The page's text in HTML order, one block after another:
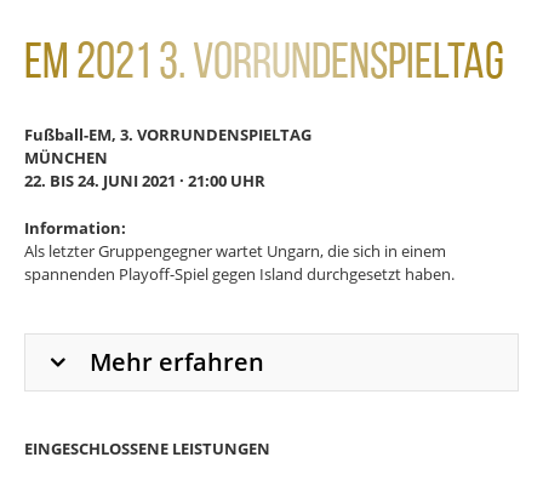
EM 2021 3. Vorrundenspieltag
Fußball-EM, 3. VORRUNDENSPIELTAG
MÜNCHEN
22. BIS 24. JUNI 2021 · 21:00 UHR
Information:
Als letzter Gruppengegner wartet Ungarn, die sich in einem
spannenden Playoff-Spiel gegen Island durchgesetzt haben.
Mehr erfahren
EINGESCHLOSSENE LEISTUNGEN